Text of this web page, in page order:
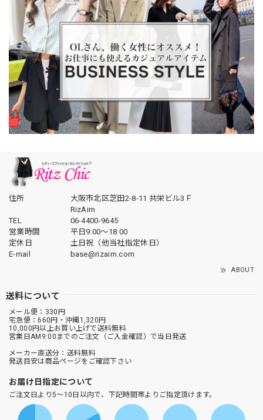
住所
大阪市北区芝田2-8-11 共栄ビル3Ｆ
RizAim
TEL
06-4400-9645
営業時間
平日9:00～18:00
定休日
土日祝（他当社指定休日）
E-mail
base@rizaim.com
ABOUT
送料について
メール便：330円
宅急便：660円・沖縄1,320円
10,000円以上お買い上げで送料無料
営業日AM9:00までのご注文（ご入金確認）で当日発送
メーカー直送分：送料無料
発送目安は商品ページをご確認下さい
お届け日指定について
ご注文日より5～10日以内で、下記時間帯よりご指定頂けます。